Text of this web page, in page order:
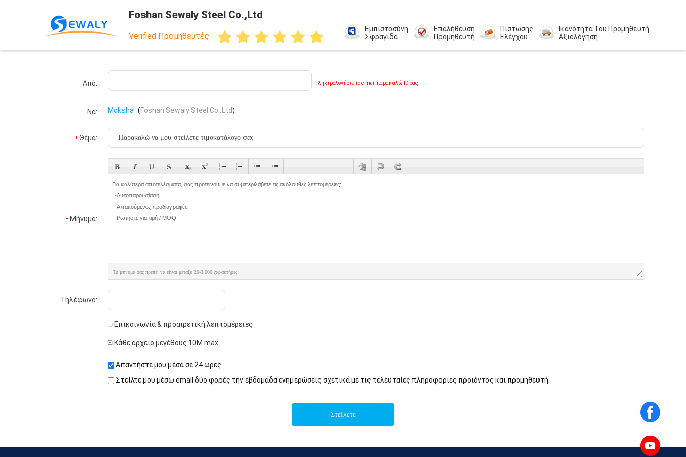
Foshan Sewaly Steel Co.,Ltd
Verified Προμηθευτές
Εμπιστοσύνη
Σφραγίδα
Επαλήθευση
Προμηθευτή
Πίστωσης
Ελέγχου
Ικανότητα Του Προμηθευτή
Αξιολόγηση
Από: Πληκτρολογήστε το e-mail παρακαλώ ID σας.
Να: Moksha (Foshan Sewaly Steel Co.,Ltd)
Θέμα:
Μήνυμα:
Το μήνυμα σας πρέπει να είναι μεταξύ 20-3.000 χαρακτήρες!
Τηλέφωνο:
Επικοινωνία & προαιρετική λεπτομέρειες
Κάθε αρχείο μεγέθους 10M max.
Απαντήστε μου μέσα σε 24 ώρες.
Στείλτε μου μέσω email δύο φορές την εβδομάδα ενημερώσεις σχετικά με τις τελευταίες πληροφορίες προϊόντος και προμηθευτή.